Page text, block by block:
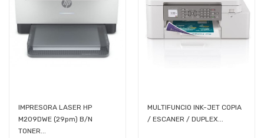
IMPRESORA LASER HP
M209DWE (29pm) B/N
TONER...
MULTIFUNCIO INK-JET COPIA
/ ESCANER / DUPLEX...